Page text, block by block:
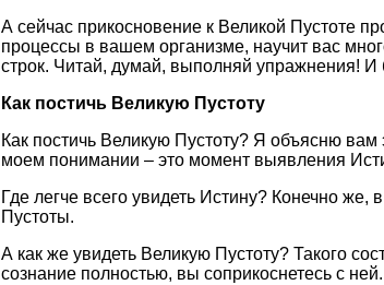
А сейчас прикосновение к Великой Пустоте
процессы в вашем организме, научит вас
строк. Читай, думай, выполняй упражнения! И
Как постичь Великую Пустоту
Как постичь Великую Пустоту? Я объясню
моем понимании – это момент выявления
Где легче всего увидеть Истину? Конечно
Пустоты.
А как же увидеть Великую Пустоту? Такого
сознание полностью, вы соприкоснетесь с ней.